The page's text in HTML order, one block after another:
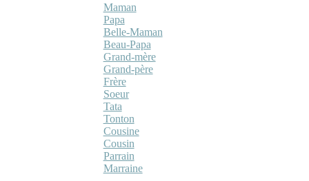
Maman
Papa
Belle-Maman
Beau-Papa
Grand-mère
Grand-père
Frère
Soeur
Tata
Tonton
Cousine
Cousin
Parrain
Marraine